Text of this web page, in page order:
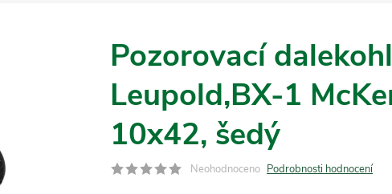
Pozorovací
Leupold,BX-1
10x42, šedý
Neohodnoceno Podrobnosti hodnocení